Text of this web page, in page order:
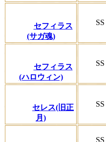
セフィラス
(サガ魂)
SS
セフィラス
(ハロウィン)
SS
セレス(旧正
月)
SS
SS